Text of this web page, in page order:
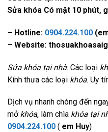
Sửa khóa Có mặt 10 phút,
– Hotline: 0904.224.100
– Website:
Sửa khóa tại nhà: Các loại
Kính thưa các loại khóa. Uy
Dịch vụ nhanh chóng đến
mở khóa, làm chìa khóa tại
0904.224.100 ( em Huy)